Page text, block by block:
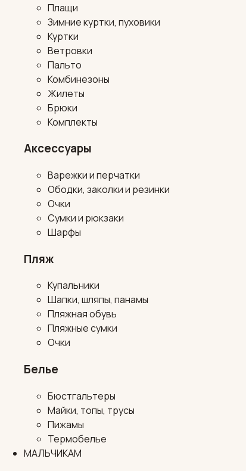
Плащи
Зимние куртки, пуховики
Куртки
Ветровки
Пальто
Комбинезоны
Жилеты
Брюки
Комплекты
Аксессуары
Варежки и перчатки
Ободки, заколки и резинки
Очки
Сумки и рюкзаки
Шарфы
Пляж
Купальники
Шапки, шляпы, панамы
Пляжная обувь
Пляжные сумки
Очки
Белье
Бюстгальтеры
Майки, топы, трусы
Пижамы
Термобелье
МАЛЬЧИКАМ